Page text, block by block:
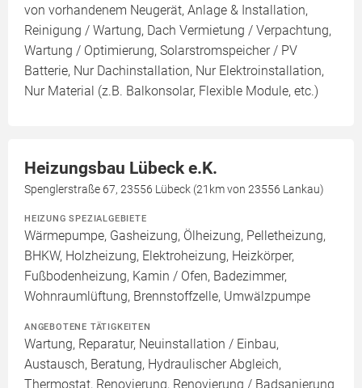
von vorhandenem Neugerät, Anlage & Installation,
Reinigung / Wartung, Dach Vermietung / Verpachtung,
Wartung / Optimierung, Solarstromspeicher / PV
Batterie, Nur Dachinstallation, Nur Elektroinstallation,
Nur Material (z.B. Balkonsolar, Flexible Module, etc.)
Heizungsbau Lübeck e.K.
Spenglerstraße 67, 23556 Lübeck (21km von 23556 Lankau)
HEIZUNG SPEZIALGEBIETE
Wärmepumpe, Gasheizung, Ölheizung, Pelletheizung,
BHKW, Holzheizung, Elektroheizung, Heizkörper,
Fußbodenheizung, Kamin / Ofen, Badezimmer,
Wohnraumlüftung, Brennstoffzelle, Umwälzpumpe
ANGEBOTENE TÄTIGKEITEN
Wartung, Reparatur, Neuinstallation / Einbau,
Austausch, Beratung, Hydraulischer Abgleich,
Thermostat, Renovierung, Renovierung / Badsanierung